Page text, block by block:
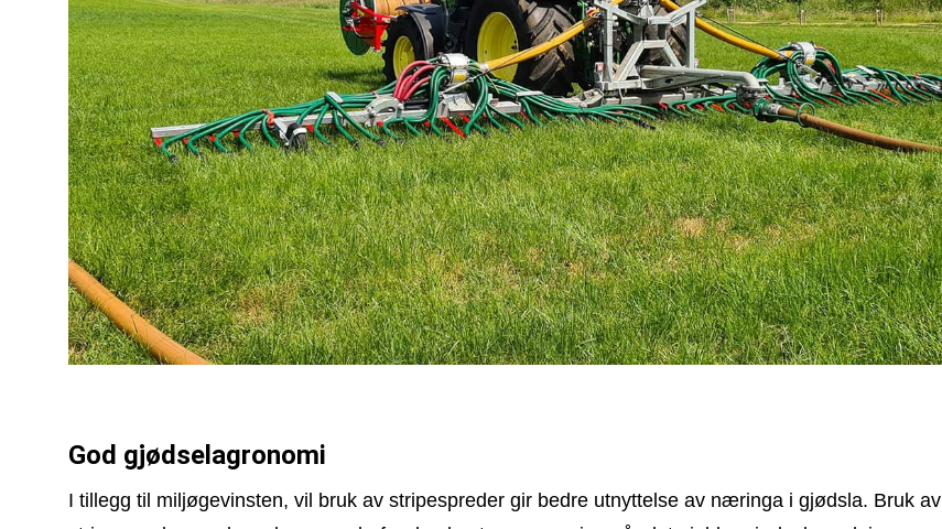
God gjødselagronomi
I tillegg til miljøgevinsten, vil bruk av stripespreder gir bedre utnyttelse av næringa i gjødsla. Bruk av